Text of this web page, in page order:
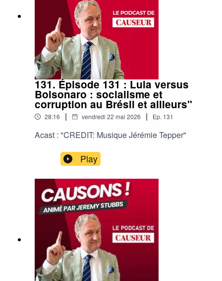
131. Épisode 131 : Lula versus
Bolsonaro : socialisme et
corruption au Brésil et ailleurs"
28:16 | vendredi 22 mai 2026 | Ep. 131
Acast : "CREDIT: Musique Jérémie Tepper"
Play